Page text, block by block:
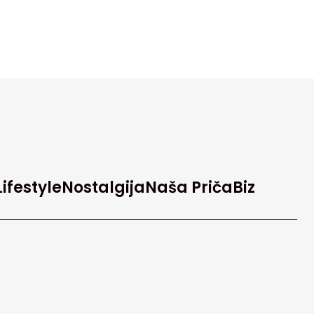
NostalgijaNaša PričaBiz